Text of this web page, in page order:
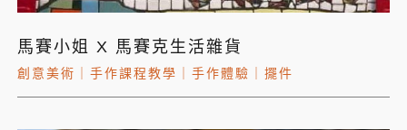
馬賽小姐 X 馬賽克生活雜貨
創意美術 手作課程教學 手作體驗 擺件